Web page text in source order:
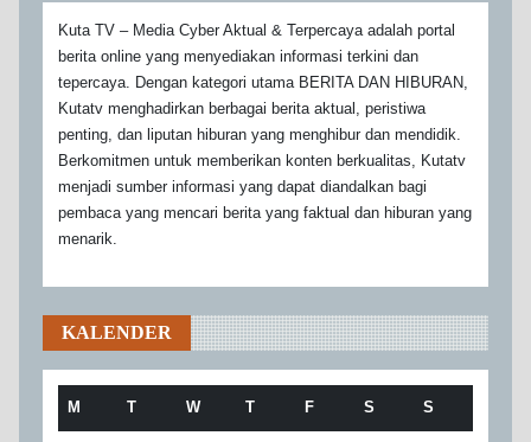
Kuta TV – Media Cyber Aktual & Terpercaya adalah portal
berita online yang menyediakan informasi terkini dan
tepercaya. Dengan kategori utama BERITA DAN HIBURAN,
Kutatv menghadirkan berbagai berita aktual, peristiwa
penting, dan liputan hiburan yang menghibur dan mendidik.
Berkomitmen untuk memberikan konten berkualitas, Kutatv
menjadi sumber informasi yang dapat diandalkan bagi
pembaca yang mencari berita yang faktual dan hiburan yang
menarik.
KALENDER
M T W T F S S